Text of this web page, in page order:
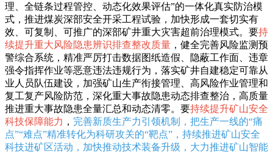
理、全链条过程管控、动态化效果评估”的一体化真实防治模
式，推进煤炭深部安全开采工程试验，加快形成一套切实有
效、可复制、可推广的深部矿井重大灾害超前治理模式。要持
续提升重大风险隐患辨识排查整改质量 ，健全完善风险监测预
警综合系统，精准严厉打击数据图纸造假、隐蔽工作面、违章
强令指挥作业等恶意违法违规行为，落实矿井自建稳定可靠从
业人员队伍建设，加强矿山生产衔接管理、高风险作业管理和
复工复产风险防范，深化重大事故隐患动态排查整治，高质量
推进重大事故隐患全量汇总和动态清零。要持续提升矿山安全
科技保障能力 ， 完善新质生产力引领机制，把生产一线的“痛
点”“难点”精准转化为科研攻关的“靶点”，持续推进矿山安全
科技进矿区活动，加快推动技术装备升级，大力推进矿山智能